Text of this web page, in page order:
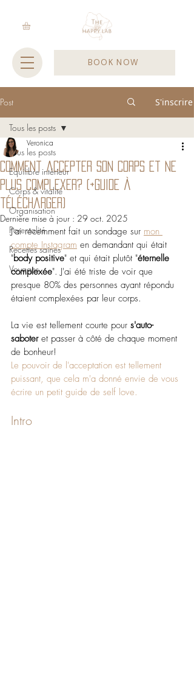
BOOK NOW
Post S'inscrire
Tous les posts
Equilibre intérieur
Corps & vitalité
Organisation
Parentalité
Recettes saines
Voyages
Tous les posts
Comment accepter son corps et ne
plus complexer? (+guide à
télécharger)
Veronica
Dernière mise à jour : 29 oct. 2025
J'ai récemment fait un sondage sur mon
compte Instagram en demandant qui était
"body positive" et qui était plutôt "éternelle
complexée". J'ai été triste de voir que
presque 80% des personnes ayant répondu
étaient complexées par leur corps.
La vie est tellement courte pour s'auto-
saboter et passer à côté de chaque moment
de bonheur!
Le pouvoir de l'acceptation est tellement
puissant, que cela m'a donné envie de vous
écrire un petit guide de self love.
Intro